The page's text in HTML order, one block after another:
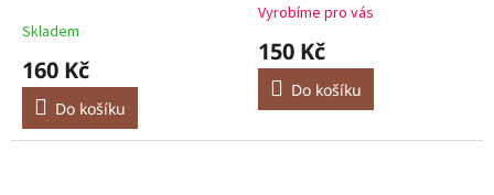
Skladem
160 Kč
Do košíku
Průměrné
hodnocení
produktu
5,0
5
Vyrobíme pro vás
150 Kč
Do košíku